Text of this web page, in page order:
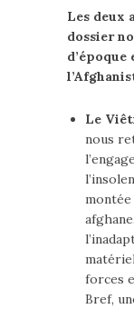
Les deux
dossier
Le
nous
montée
forces
Bref,